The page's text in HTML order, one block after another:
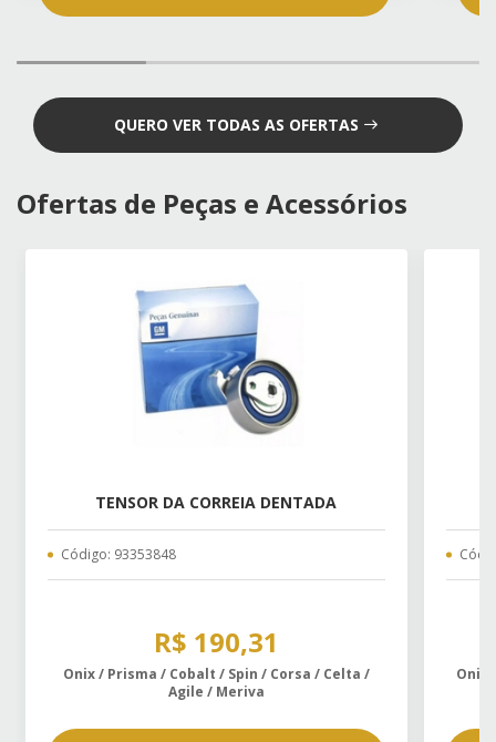
QUERO VER TODAS AS OFERTAS
Ofertas de Peças e Acessórios
TENSOR DA CORREIA DENTADA
Código: 93353848
R$ 190,31
Onix / Prisma / Cobalt / Spin / Corsa / Celta /
Agile / Meriva
Onix